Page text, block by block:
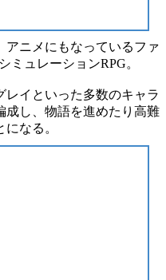
アニメにもなっているファ
シミュレーションRPG。
レイといった多数のキャラ
成し、物語を進めたり高難
なる。